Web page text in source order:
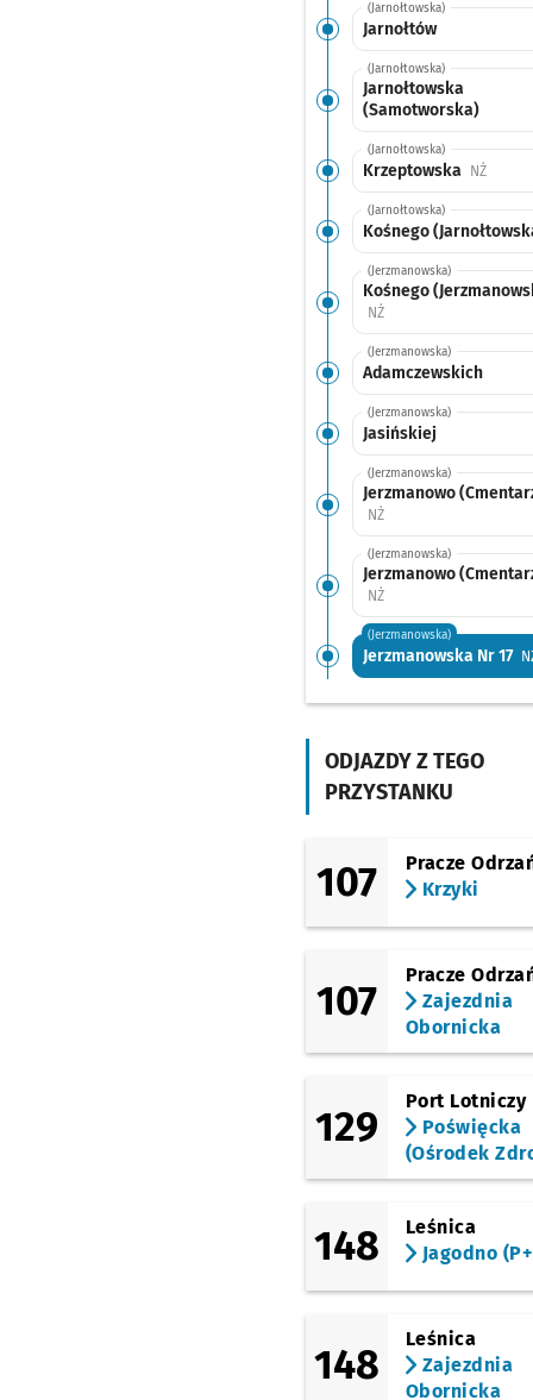
(Jarnołtowska)
Jarnołtów
(Jarnołtowska)
Jarnołtowska
(Samotworska)
(Jarnołtowska)
Krzeptowska NŻ
(Jarnołtowska)
Kośnego
(Jerzmanowska)
Kośnego
NŻPrzystanek na życzenie
(Jerzmanowska)
Adamczewskich
(Jerzmanowska)
Jasińskiej
(Jerzmanowska)
Jerzmanowo
NŻPrzystanek na życzenie
(Jerzmanowska)
Jerzmanowo
NŻPrzystanek na życzenie
(Jerzmanowska)
Jerzmanowska Nr 17
(Jerzmanowska)
(Żernicka)
Żerniki
(Żernicka)
Kołobrzeska
(Żernicka)
(Rogowska)
Rogowska (Ośrodek
Sportu)
(Gubińska)
Chociebuska (C. K.
Nowy Pafawag)
(Krzyżówka)
(TAT)
ODJAZDY Z TEGO
PRZYSTANKU
107
Pracze
Krzyki
107
Pracze
Zajezdnia
Obornicka
129
Port Lotniczy
Poświęcka
(Ośrodek
148
Leśnica
Jagodno
148
Leśnica
Zajezdnia
Obornicka